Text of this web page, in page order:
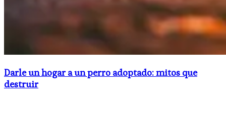
Darle un hogar a un perro adoptado: mitos que
destruir